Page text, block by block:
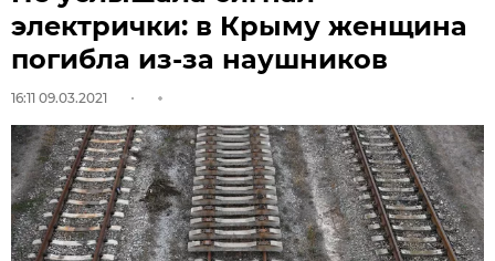
электрички: в Крыму женщина
погибла из-за наушников
16:11 09.03.2021